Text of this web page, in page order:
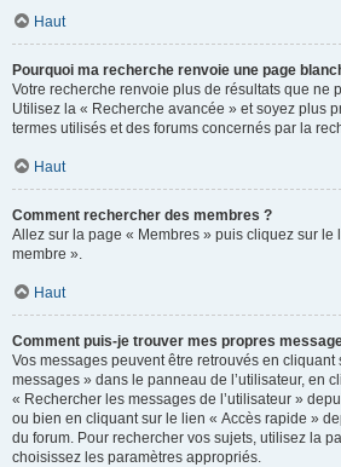
Haut
Pourquoi ma recherche renvoie une page
Votre recherche renvoie plus de résultats que ne
Utilisez la « Recherche avancée » et soyez plus
termes utilisés et des forums concernés par la
Haut
Comment rechercher des membres ?
Allez sur la page « Membres » puis cliquez sur le
membre ».
Haut
Comment puis-je trouver mes propres
Vos messages peuvent être retrouvés en cliquant
messages » dans le panneau de l’utilisateur, en
« Rechercher les messages de l’utilisateur »
ou bien en cliquant sur le lien « Accès rapide »
du forum. Pour rechercher vos sujets, utilisez la
choisissez les paramètres appropriés.